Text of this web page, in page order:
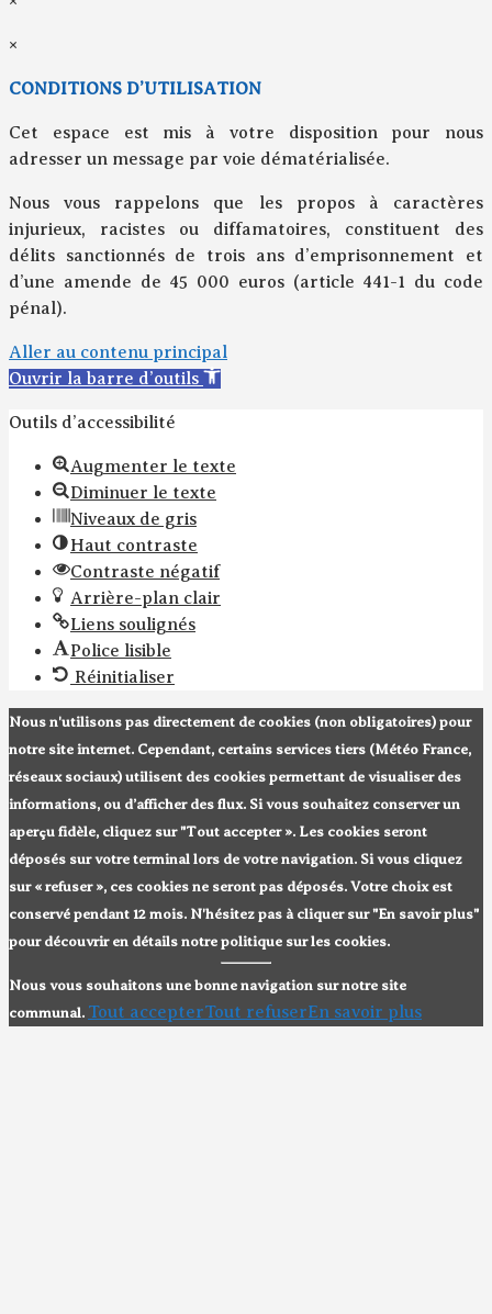
×
CONDITIONS D’UTILISATION
Cet espace est mis à votre disposition pour nous
adresser un message par voie dématérialisée.
Nous vous rappelons que les propos à caractères
injurieux, racistes ou diffamatoires, constituent des
délits sanctionnés de trois ans d’emprisonnement et
d’une amende de 45 000 euros (article 441-1 du code
pénal).
Aller au contenu principal
Ouvrir la barre d’outils
Outils d’accessibilité
Augmenter le texte
Diminuer le texte
Niveaux de gris
Haut contraste
Contraste négatif
Arrière-plan clair
Liens soulignés
Police lisible
Réinitialiser
Nous n'utilisons pas directement de cookies (non obligatoires) pour
notre site internet. Cependant, certains services tiers (Météo France,
réseaux sociaux) utilisent des cookies permettant de visualiser des
informations, ou d’afficher des flux. Si vous souhaitez conserver un
aperçu fidèle, cliquez sur "Tout accepter ». Les cookies seront
déposés sur votre terminal lors de votre navigation. Si vous cliquez
sur « refuser », ces cookies ne seront pas déposés. Votre choix est
conservé pendant 12 mois. N'hésitez pas à cliquer sur "En savoir plus"
pour découvrir en détails notre politique sur les cookies.
Nous vous souhaitons une bonne navigation sur notre site
communal. Tout accepterTout refuserEn savoir plus